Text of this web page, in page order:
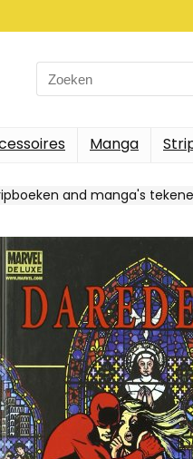
Search
for:
Manga
and manga's